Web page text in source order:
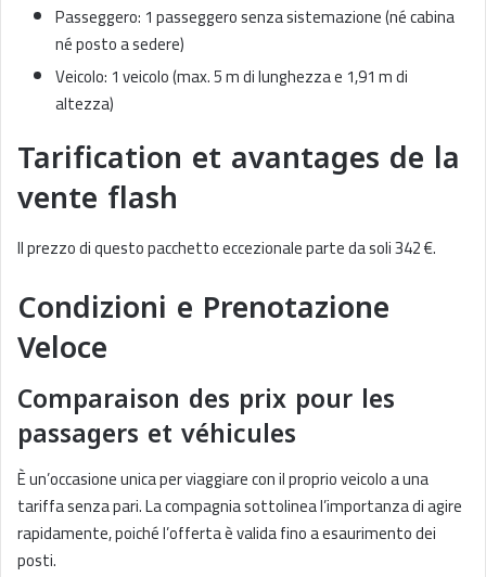
Passeggero: 1 passeggero senza sistemazione (né cabina
né posto a sedere)
Veicolo: 1 veicolo (max. 5 m di lunghezza e 1,91 m di
altezza)
Tarification et avantages de la
vente flash
Il prezzo di questo pacchetto eccezionale parte da soli 342 €.
Condizioni e Prenotazione
Veloce
Comparaison des prix pour les
passagers et véhicules
È un’occasione unica per viaggiare con il proprio veicolo a una
tariffa senza pari. La compagnia sottolinea l’importanza di agire
rapidamente, poiché l’offerta è valida fino a esaurimento dei
posti.